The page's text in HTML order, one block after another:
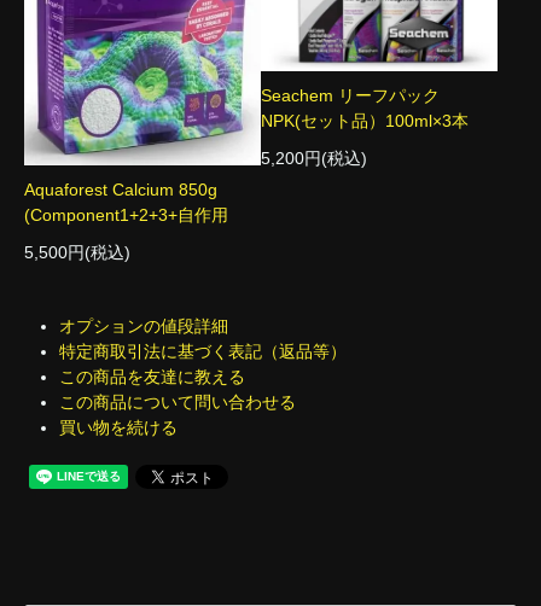
Aquaforest Calcium 850g
(Component1+2+3+自作用
5,500円(税込)
Seachem リーフパック
NPK(セット品）100ml×3本
5,200円(税込)
オプションの値段詳細
特定商取引法に基づく表記（返品等）
この商品を友達に教える
この商品について問い合わせる
買い物を続ける